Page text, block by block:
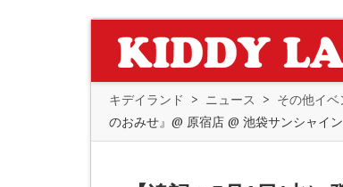
キデイランド > ニュース > その他イベ
のおみせ』@ 原宿店 @ 池袋サンシャイ